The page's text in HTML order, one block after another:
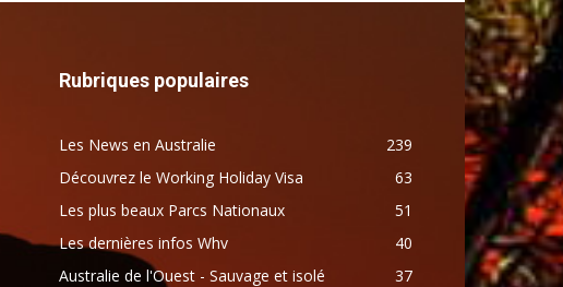
Rubriques populaires
Les News en Australie
239
Découvrez le Working Holiday Visa
63
Les plus beaux Parcs Nationaux
51
Les dernières infos Whv
40
Australie de l'Ouest - Sauvage et isolé
37